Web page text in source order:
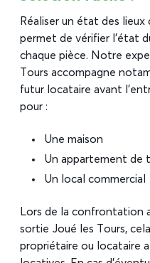
Réaliser un état des lieux
permet de vérifier l’état
chaque pièce. Notre
Tours accompagne
futur locataire avant
pour :
Une maison
Un appartement de
Un local commercial
Lors de la confrontation
sortie Joué les Tours,
propriétaire ou locataire